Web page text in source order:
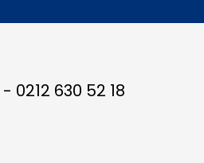
0212 630 52 18